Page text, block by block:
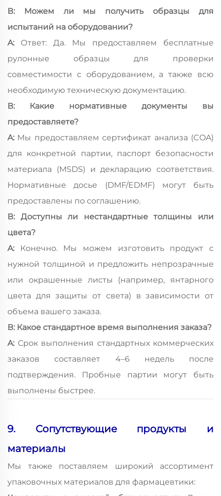
В: Можем ли мы получить образцы для
испытаний на оборудовании?
A: Ответ: Да. Мы предоставляем бесплатные
рулонные образцы для проверки
совместимости с оборудованием, а также всю
необходимую техническую документацию.
В: Какие нормативные документы вы
предоставляете?
A: Мы предоставляем сертификат анализа (COA)
для конкретной партии, паспорт безопасности
материала (MSDS) и декларацию соответствия.
Нормативные досье (DMF/EDMF) могут быть
предоставлены по соглашению.
В: Доступны ли нестандартные толщины или
цвета?
A:
Конечно. Мы можем изготовить продукт с
нужной толщиной и предложить непрозрачные
или окрашенные листы (например, янтарного
цвета для защиты от света) в зависимости от
объема вашего заказа.
В: Какое стандартное время выполнения заказа?
A: Срок выполнения стандартных коммерческих
заказов составляет 4–6 недель после
подтверждения. Пробные партии могут быть
выполнены быстрее.
9. Сопутствующие продукты и
материалы
Мы также поставляем широкий ассортимент
упаковочных материалов для фармацевтики: